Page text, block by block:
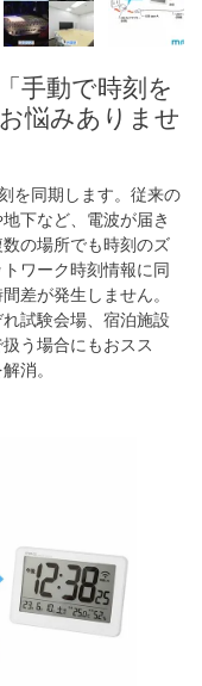
手動で時刻を
悩みありませ
を同期します。従来の
下など、電波が届き
の場所でも時刻のズ
ワーク時刻情報に同
差が発生しません。
試験会場、宿泊施設
う場合にもおスス
消。